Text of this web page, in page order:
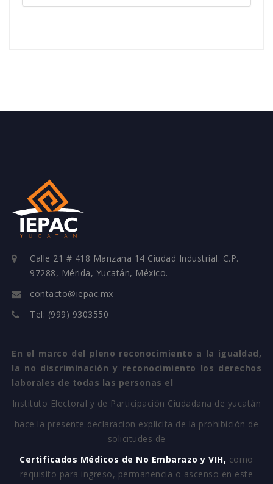
Calle 21 # 418 Manzana 14 Ciudad Industrial. C.P.
97288, Mérida, Yucatán, México.
contacto@iepac.mx
Tel: (999) 9303550
En el marco del pleno reconocimiento a la igualdad,
la no discriminación y reconocimiento los derechos
laborales de todas las personas el
Instituto Electoral y de Participación Ciudadana de yucatán
hace la presente declaracion explícita de la prohibición de
solicitudes de
Certificados Médicos de No Embarazo y VIH, como
requisito para ingreso, permanencia o ascenso en este